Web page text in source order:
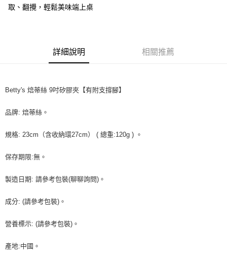
相關說明
１．簡單：不需註冊會員、不需綁卡、不需儲值。
２．便利：只要手機號碼，簡訊認證，即可結帳。
３．安心：先確認商品／服務後，再付款。
１．於結帳方式選擇「AFTEE先享後付」後，將跳轉至「AFTEE先享後付」
２．訂單成立數日內，您將收到繳費通知簡訊。
※ 請注意：結帳手續完成當下不需立刻繳費，但若您需要取消訂單，請聯絡
後付繳納相關費用。
是否繳費成功／繳費後需取消欲退款等相關疑問，請聯繫「AFTEE先享後付
客戶支援中心」 https://netprotections.freshdesk.com/support/home
【注意事項】
易，需依本服務之必要範圍內提供個人資料，並將交易相關給付款項請求債
權轉讓予恩沛科技股份有限公司。
https://aftee.tw/terms/#terms3
每筆NT$90，滿NT$990(含以上)免運費
付款後全家取貨-重量限制含紙箱10kg，請控制商品重量在9~
每筆NT$90，滿NT$990(含以上)免運費
7-11取貨付款-重量限制含紙箱10kg，請控制商品重量在9~9.5
每筆NT$90，滿NT$990(含以上)免運費
付款後7-11取貨-重量限制含紙箱10kg，請控制商品重量在9~
每筆NT$90，滿NT$990(含以上)免運費
宅配-新竹物流
取、翻攪，輕鬆美味端上桌
詳細說明 相關推薦
Betty's 焙蒂絲 9吋矽膠夾【有附支撐腳】
品牌: 焙蒂絲。
規格: 23cm（含收納環27cm） ( 總重:120g ) 。
保存期限:無。
製造日期: 請參考包裝(聊聊詢問)。
成分: (請參考包裝)。
營養標示: (請參考包裝)。
產地:中國。